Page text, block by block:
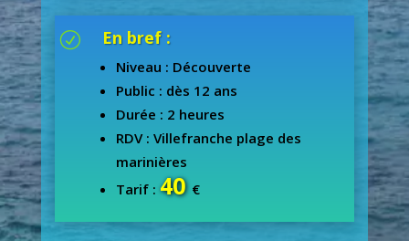
R En bref :
Niveau : Découverte
Public : dès 12 ans
Durée : 2 heures
RDV : Villefranche plage des
marinières
Tarif : 40 €